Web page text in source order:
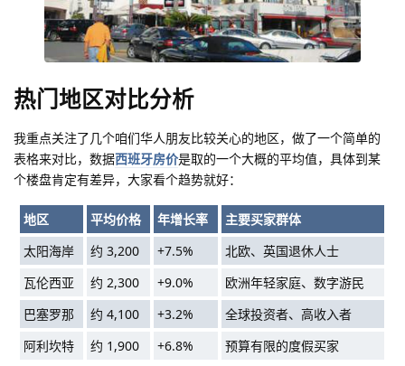
热门地区对比分析
我重点关注了几个咱们华人朋友比较关心的地区，做了一个简单的
表格来对比，数据西班牙房价是取的一个大概的平均值，具体到某
个楼盘肯定有差异，大家看个趋势就好：
地区 平均价格 年增长率
主要买家群体
太阳海岸
约 3,200 +7.5%
北欧、英国退休人士
瓦伦西亚
约 2,300 +9.0%
欧洲年轻家庭、数字游民
巴塞罗那
约 4,100 +3.2%
全球投资者、高收入者
阿利坎特
约 1,900 +6.8%
预算有限的度假买家